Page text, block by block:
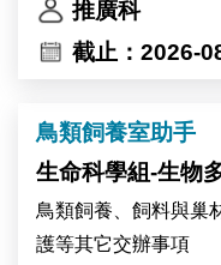
Windows更新派送作
四、其他交辦事項。
推廣科
截止：2026-
鳥類飼養室助手
生命科學組-生物
鳥類飼養、飼料與巢
護等其它交辦事項